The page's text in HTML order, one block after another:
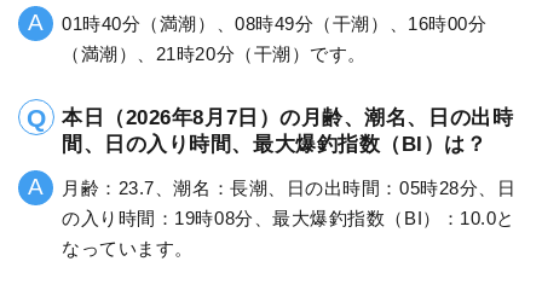
01時40分（満潮）、08時49分（干潮）、16時00分
（満潮）、21時20分（干潮）です。
本日（2026年8月7日）の月齢、潮名、日の出時
間、日の入り時間、最大爆釣指数（BI）は？
月齢：23.7、潮名：長潮、日の出時間：05時28分、日
の入り時間：19時08分、最大爆釣指数（BI）：10.0と
なっています。